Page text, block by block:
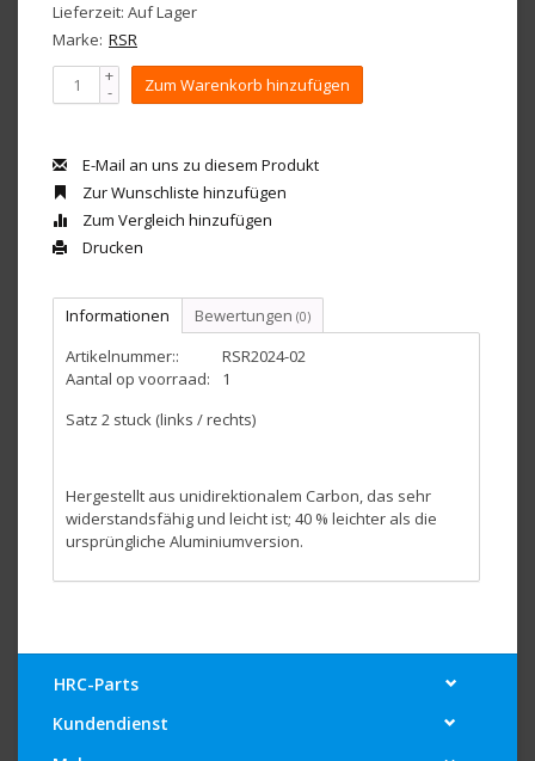
Lieferzeit: Auf Lager
Marke: RSR
+
- Zum Warenkorb hinzufügen
E-Mail an uns zu diesem Produkt
Zur Wunschliste hinzufügen
Zum Vergleich hinzufügen
Drucken
Informationen Bewertungen (0)
Artikelnummer::
RSR2024-02
Aantal op voorraad:
1
Satz 2 stuck (links / rechts)
Hergestellt aus unidirektionalem Carbon, das sehr
widerstandsfähig und leicht ist; 40 % leichter als die
ursprüngliche Aluminiumversion.
HRC-Parts
Kundendienst